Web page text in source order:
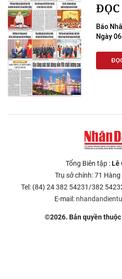
Báo
Ngày
Tổng Biên tập :Lê
Trụ sở chính: 71 Hàng
Tel: (84) 24 382 54231/382
E-mail:
©2026. Bản quyền thuộc